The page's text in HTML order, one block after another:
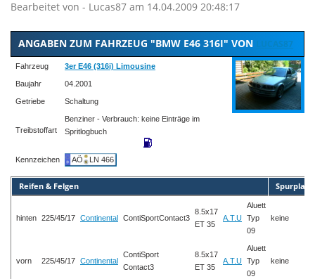
Bearbeitet von - Lucas87 am 14.04.2009 20:48:17
ANGABEN ZUM FAHRZEUG "BMW E46 316I" VON LUCAS87
Fahrzeug 3er E46 (316i) Limousine
Baujahr 04.2001
Getriebe Schaltung
Treibstoffart
Benziner - Verbrauch: keine Einträge im
Spritlogbuch
Kennzeichen AÖ LN 466
Reifen & Felgen
hinten 225/45/17 Continental ContiSportContact3
8.5x17
ET 35
A.T.U
Aluett
Typ
09
keine
vorn 225/45/17 Continental
ContiSport
Contact3
8.5x17
ET 35
A.T.U
Aluett
Typ
09
keine